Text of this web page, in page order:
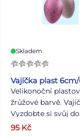
Skladem
Vajíčka plast 6cm/
Velikonoční
žrůžové barvě.
Vyzdobte si svůj
které Vám vytvoří
95 Kč